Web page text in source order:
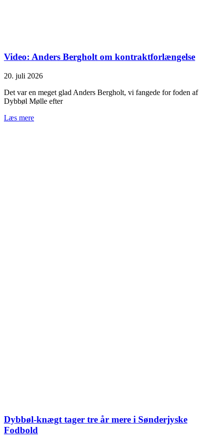
Video: Anders Bergholt om kontraktforlængelse
20. juli 2026
Det var en meget glad Anders Bergholt, vi fangede for foden af
Dybbøl Mølle efter
Læs mere
Dybbøl-knægt tager tre år mere i Sønderjyske
Fodbold